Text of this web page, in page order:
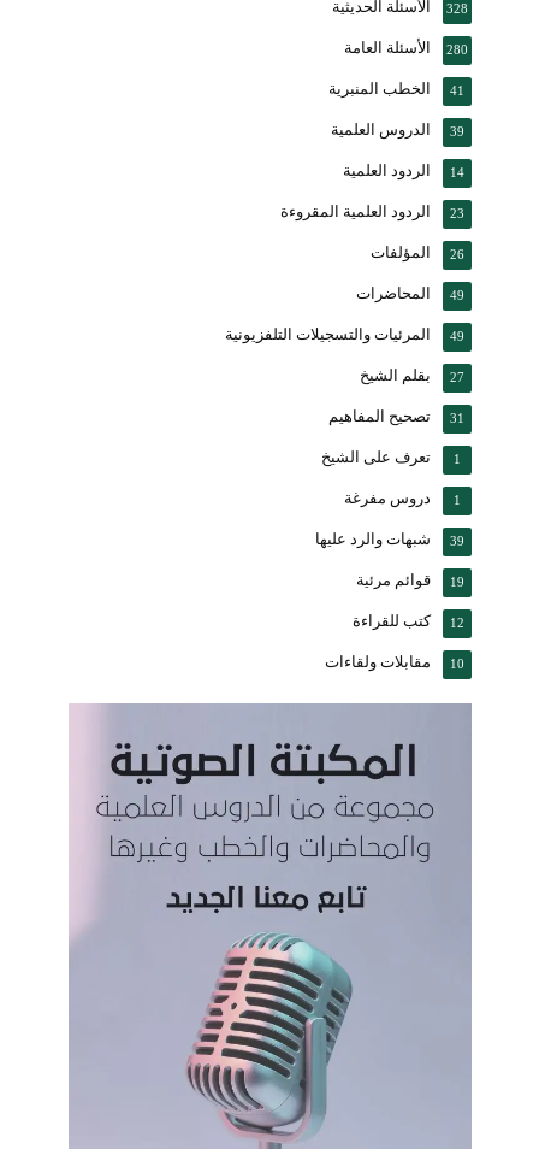
الأسئلة الحديثية 328
الأسئلة العامة 280
الخطب المنبرية 41
الدروس العلمية 39
الردود العلمية 14
الردود العلمية المقروءة 23
المؤلفات 26
المحاضرات 49
المرئيات والتسجيلات التلفزيونية 49
بقلم الشيخ 27
تصحيح المفاهيم 31
تعرف على الشيخ 1
دروس مفرغة 1
شبهات والرد عليها 39
قوائم مرئية 19
كتب للقراءة 12
مقابلات ولقاءات 10